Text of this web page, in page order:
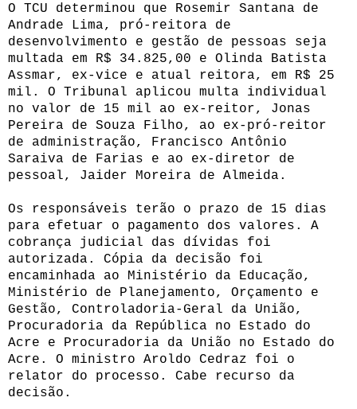
O TCU determinou que Rosemir Santana de
Andrade Lima, pró-reitora de
desenvolvimento e gestão de pessoas seja
multada em R$ 34.825,00 e Olinda Batista
Assmar, ex-vice e atual reitora, em R$ 25
mil. O Tribunal aplicou multa individual
no valor de 15 mil ao ex-reitor, Jonas
Pereira de Souza Filho, ao ex-pró-reitor
de administração, Francisco Antônio
Saraiva de Farias e ao ex-diretor de
pessoal, Jaider Moreira de Almeida.
Os responsáveis terão o prazo de 15 dias
para efetuar o pagamento dos valores. A
cobrança judicial das dívidas foi
autorizada. Cópia da decisão foi
encaminhada ao Ministério da Educação,
Ministério de Planejamento, Orçamento e
Gestão, Controladoria-Geral da União,
Procuradoria da República no Estado do
Acre e Procuradoria da União no Estado do
Acre. O ministro Aroldo Cedraz foi o
relator do processo. Cabe recurso da
decisão.